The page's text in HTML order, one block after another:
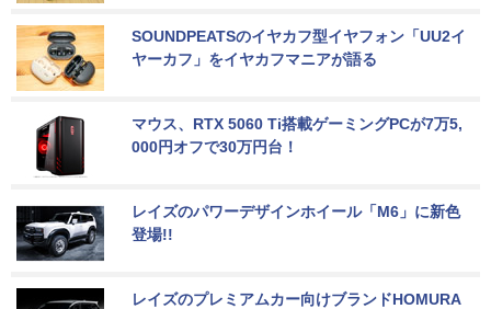
SOUNDPEATSのイヤカフ型イヤフォン「UU2イ
ヤーカフ」をイヤカフマニアが語る
マウス、RTX 5060 Ti搭載ゲーミングPCが7万5,
000円オフで30万円台！
レイズのパワーデザインホイール「M6」に新色
登場!!
レイズのプレミアムカー向けブランドHOMURA